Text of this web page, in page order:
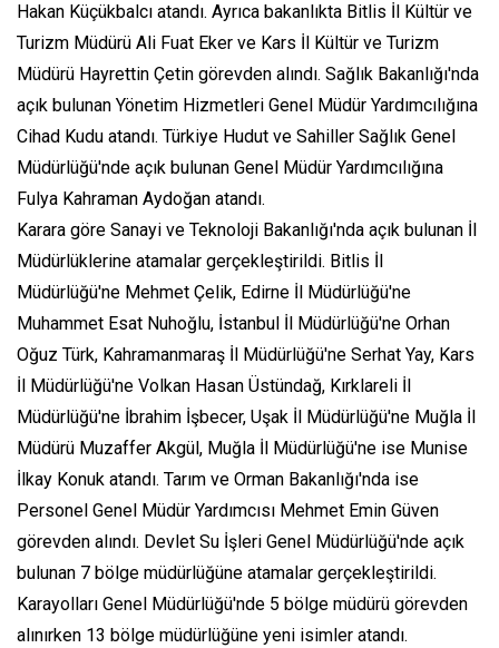
Hakan Küçükbalcı atandı. Ayrıca bakanlıkta Bitlis İl Kültür ve
Turizm Müdürü Ali Fuat Eker ve Kars İl Kültür ve Turizm
Müdürü Hayrettin Çetin görevden alındı. Sağlık Bakanlığı'nda
açık bulunan Yönetim Hizmetleri Genel Müdür Yardımcılığına
Cihad Kudu atandı. Türkiye Hudut ve Sahiller Sağlık Genel
Müdürlüğü'nde açık bulunan Genel Müdür Yardımcılığına
Fulya Kahraman Aydoğan atandı.
Karara göre Sanayi ve Teknoloji Bakanlığı'nda açık bulunan İl
Müdürlüklerine atamalar gerçekleştirildi. Bitlis İl
Müdürlüğü'ne Mehmet Çelik, Edirne İl Müdürlüğü'ne
Muhammet Esat Nuhoğlu, İstanbul İl Müdürlüğü'ne Orhan
Oğuz Türk, Kahramanmaraş İl Müdürlüğü'ne Serhat Yay, Kars
İl Müdürlüğü'ne Volkan Hasan Üstündağ, Kırklareli İl
Müdürlüğü'ne İbrahim İşbecer, Uşak İl Müdürlüğü'ne Muğla İl
Müdürü Muzaffer Akgül, Muğla İl Müdürlüğü'ne ise Munise
İlkay Konuk atandı. Tarım ve Orman Bakanlığı'nda ise
Personel Genel Müdür Yardımcısı Mehmet Emin Güven
görevden alındı. Devlet Su İşleri Genel Müdürlüğü'nde açık
bulunan 7 bölge müdürlüğüne atamalar gerçekleştirildi.
Karayolları Genel Müdürlüğü'nde 5 bölge müdürü görevden
alınırken 13 bölge müdürlüğüne yeni isimler atandı.